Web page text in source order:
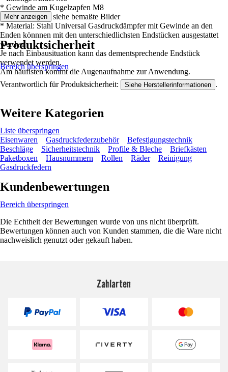
* Gewinde am Kugelzapfen M8
* Länge 30mm, siehe bemaßte Bilder
* Material: Stahl Universal Gasdruckdämpfer mit Gewinde an den
Enden könnnen mit den unterschiedlichsten Endstücken ausgestattet
werden.
Je nach Einbausituation kann das dementsprechende Endstück
verwendet werden.
Am häufisten kommt die Augenaufnahme zur Anwendung.
Mehr anzeigen
Produktsicherheit
Bereich überspringen
Verantwortlich für Produktsicherheit: Siehe Herstellerinformationen .
Weitere Kategorien
Liste überspringen
Eisenwaren
Gasdruckfederzubehör
Befestigungstechnik
Beschläge
Sicherheitstechnik Profile & Bleche
Briefkästen
Paketboxen
Hausnummern Rollen Räder
Reinigung
Gasdruckfedern
Kundenbewertungen
Bereich überspringen
Die Echtheit der Bewertungen wurde von uns nicht überprüft.
Bewertungen können auch von Kunden stammen, die die Ware nicht
nachweislich genutzt oder gekauft haben.
Zahlarten